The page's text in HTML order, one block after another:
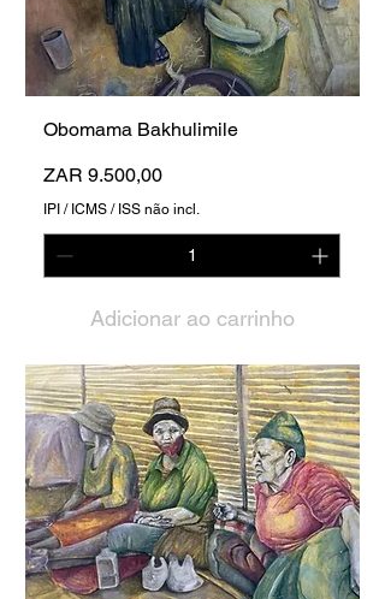
Obomama Bakhulimile
Preço
ZAR 9.500,00
IPI / ICMS / ISS não incl.
Adicionar ao carrinho